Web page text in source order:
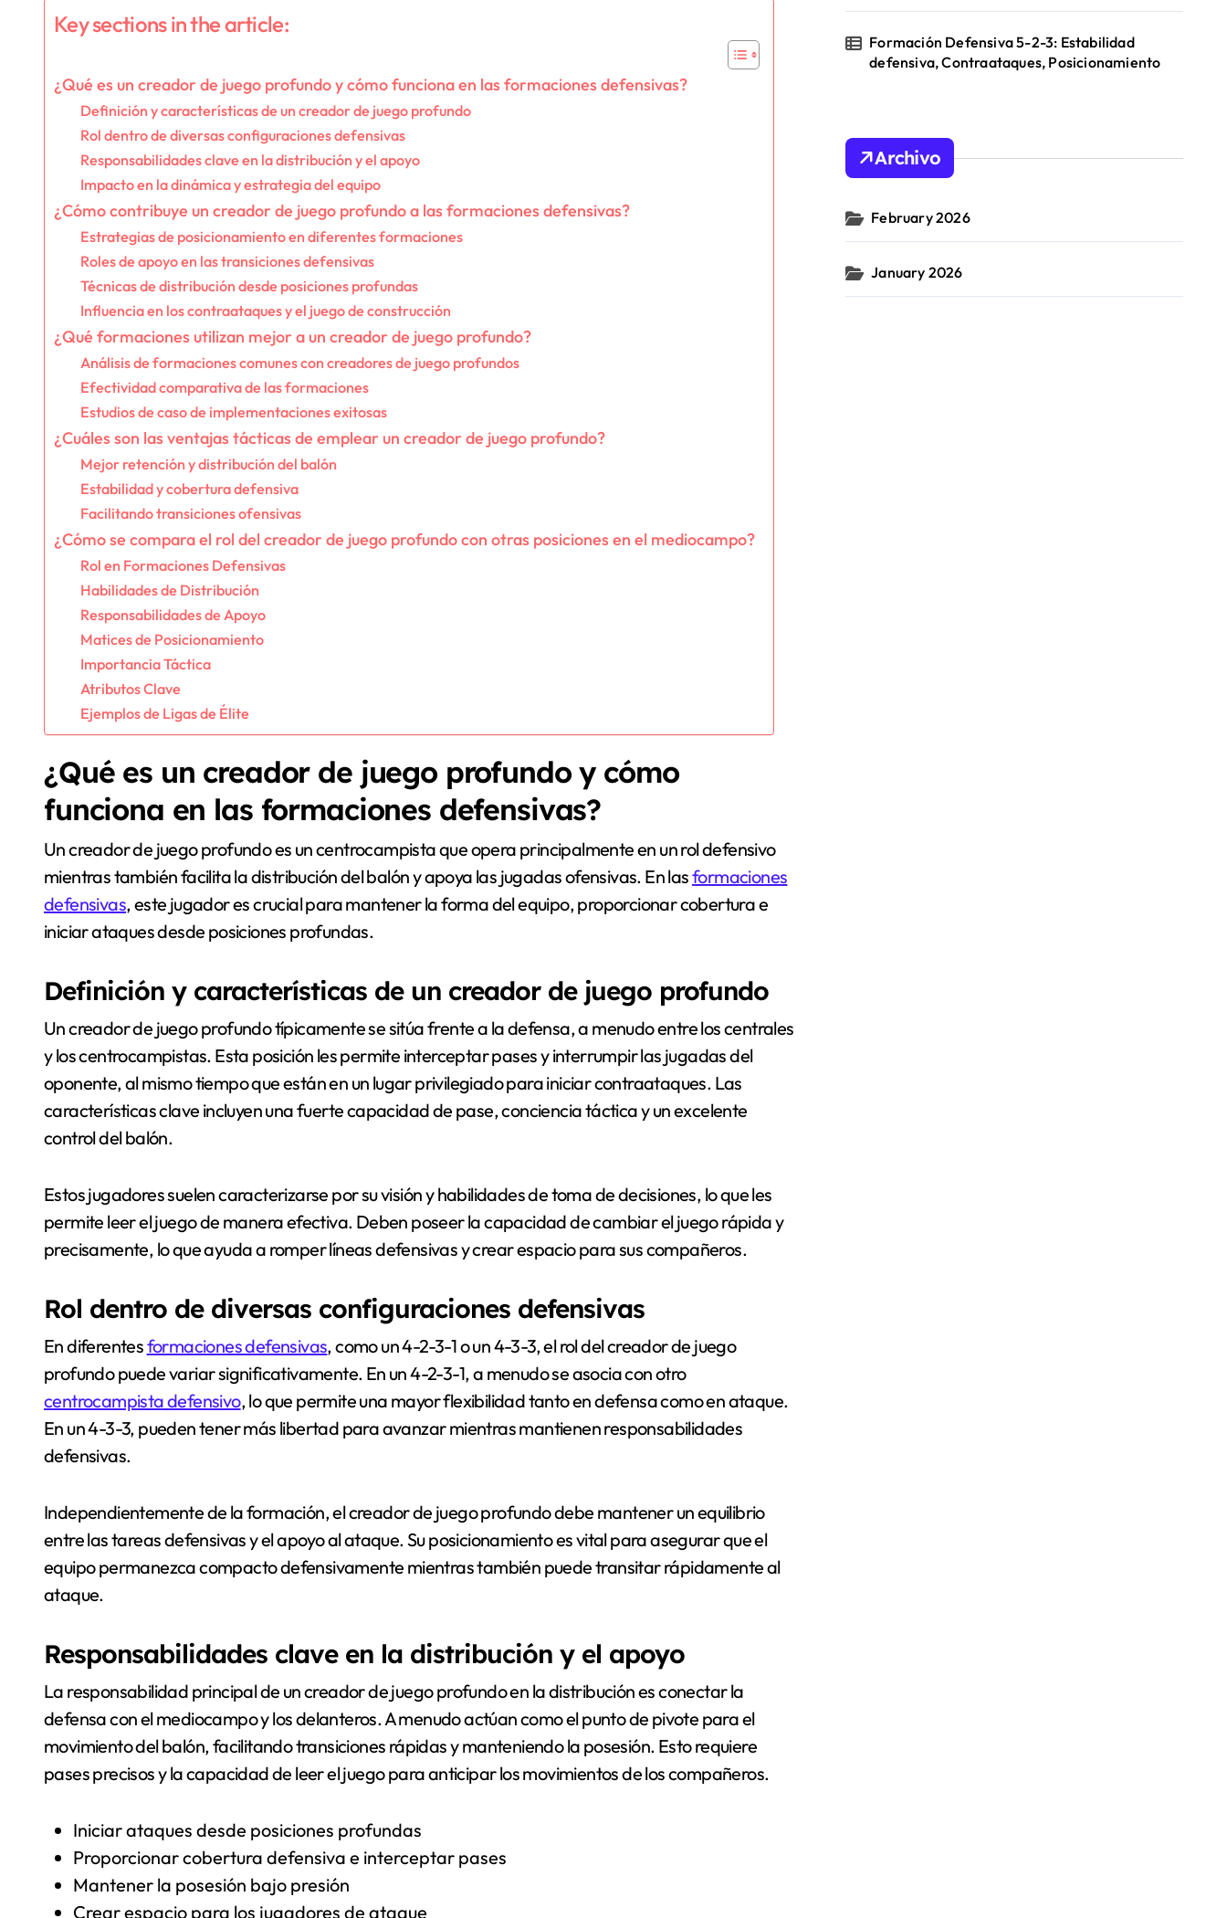
Key sections in the article:
¿Qué es un creador de juego profundo y cómo funciona en las formaciones defensivas?
Definición y características de un creador de juego profundo
Rol dentro de diversas configuraciones defensivas
Responsabilidades clave en la distribución y el apoyo
Impacto en la dinámica y estrategia del equipo
¿Cómo contribuye un creador de juego profundo a las formaciones defensivas?
Estrategias de posicionamiento en diferentes formaciones
Roles de apoyo en las transiciones defensivas
Técnicas de distribución desde posiciones profundas
Influencia en los contraataques y el juego de construcción
¿Qué formaciones utilizan mejor a un creador de juego profundo?
Análisis de formaciones comunes con creadores de juego profundos
Efectividad comparativa de las formaciones
Estudios de caso de implementaciones exitosas
¿Cuáles son las ventajas tácticas de emplear un creador de juego profundo?
Mejor retención y distribución del balón
Estabilidad y cobertura defensiva
Facilitando transiciones ofensivas
¿Cómo se compara el rol del creador de juego profundo con otras posiciones en el mediocampo?
Rol en Formaciones Defensivas
Habilidades de Distribución
Responsabilidades de Apoyo
Matices de Posicionamiento
Importancia Táctica
Atributos Clave
Ejemplos de Ligas de Élite
¿Qué es un creador de juego profundo y cómo
funciona en las formaciones defensivas?
Un creador de juego profundo es un centrocampista que opera principalmente en un rol defensivo
mientras también facilita la distribución del balón y apoya las jugadas ofensivas. En lasformaciones
defensivas, este jugador es crucial para mantener la forma del equipo, proporcionar cobertura e
iniciar ataques desde posiciones profundas.
Definición y características de un creador de juego profundo
Un creador de juego profundo típicamente se sitúa frente a la defensa, a menudo entre los centrales
y los centrocampistas. Esta posición les permite interceptar pases y interrumpir las jugadas del
oponente, al mismo tiempo que están en un lugar privilegiado para iniciar contraataques. Las
características clave incluyen una fuerte capacidad de pase, conciencia táctica y un excelente
control del balón.
Estos jugadores suelen caracterizarse por su visión y habilidades de toma de decisiones, lo que les
permite leer el juego de manera efectiva. Deben poseer la capacidad de cambiar el juego rápida y
precisamente, lo que ayuda a romper líneas defensivas y crear espacio para sus compañeros.
Rol dentro de diversas configuraciones defensivas
En diferentesformaciones defensivas, como un 4-2-3-1 o un 4-3-3, el rol del creador de juego
profundo puede variar significativamente. En un 4-2-3-1, a menudo se asocia con otro
centrocampista defensivo, lo que permite una mayor flexibilidad tanto en defensa como en ataque.
En un 4-3-3, pueden tener más libertad para avanzar mientras mantienen responsabilidades
defensivas.
Independientemente de la formación, el creador de juego profundo debe mantener un equilibrio
entre las tareas defensivas y el apoyo al ataque. Su posicionamiento es vital para asegurar que el
equipo permanezca compacto defensivamente mientras también puede transitar rápidamente al
ataque.
Responsabilidades clave en la distribución y el apoyo
La responsabilidad principal de un creador de juego profundo en la distribución es conectar la
defensa con el mediocampo y los delanteros. A menudo actúan como el punto de pivote para el
movimiento del balón, facilitando transiciones rápidas y manteniendo la posesión. Esto requiere
pases precisos y la capacidad de leer el juego para anticipar los movimientos de los compañeros.
Iniciar ataques desde posiciones profundas
Proporcionar cobertura defensiva e interceptar pases
Mantener la posesión bajo presión
Crear espacio para los jugadores de ataque
Formación Defensiva 5-2-3: Estabilidad
defensiva, Contraataques, Posicionamiento
Archivo
February 2026
January 2026